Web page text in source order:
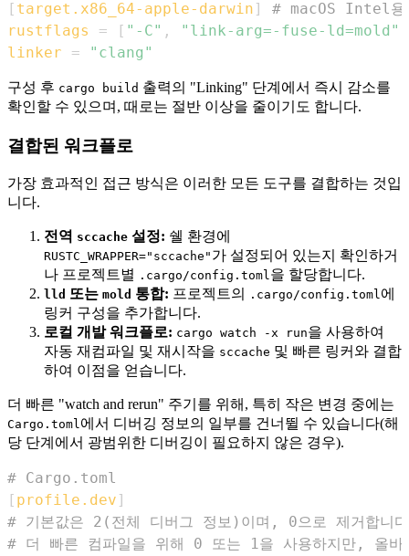
[ target.x86_64-apple-darwin ]
# macOS Intel용
rustflags
= [ "-C" , "link-arg=-fuse-ld=mold"
linker
= "clang"
구성 후 cargo build 출력의 "Linking" 단계에서 즉시 감소를
확인할 수 있으며, 때로는 절반 이상을 줄이기도 합니다.
결합된 워크플로
가장 효과적인 접근 방식은 이러한 모든 도구를 결합하는 것입
니다.
전역 sccache 설정: 쉘 환경에
RUSTC_WRAPPER="sccache" 가 설정되어 있는지 확인하거
나 프로젝트별 .cargo/config.toml을 할당합니다.
lld 또는 mold 통합: 프로젝트의 .cargo/config.toml에
링커 구성을 추가합니다.
로컬 개발 워크플로: cargo watch -x run을 사용하여
자동 재컴파일 및 재시작을 sccache 및 빠른 링커와 결합
하여 이점을 얻습니다.
더 빠른 "watch and rerun" 주기를 위해, 특히 작은 변경 중에는
Cargo.toml에서 디버깅 정보의 일부를 건너뛸 수 있습니다(해
당 단계에서 광범위한 디버깅이 필요하지 않은 경우).
# Cargo.toml
[ profile.dev ]
# 기본값은 2(전체 디버그 정보)이며, 0으로 제거합니
# 더 빠른 컴파일을 위해 0 또는 1을 사용하지만, 올바